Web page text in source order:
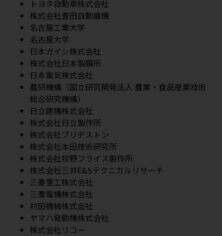
トヨタ自動車株式会社
株式会社豊田自動織機
名古屋工業大学
名古屋大学
日本ガイシ株式会社
株式会社日本製鋼所
日本電気株式会社
農研機構（国立研究開発法人 農業・食品産業技術
総合研究機構）
日立建機株式会社
株式会社日立製作所
株式会社ブリヂストン
株式会社本田技術研究所
株式会社牧野フライス製作所
株式会社三井E&Sテクニカルリサーチ
三菱重工株式会社
三菱電機株式会社
村田機械株式会社
ヤマハ発動機株式会社
株式会社リコー